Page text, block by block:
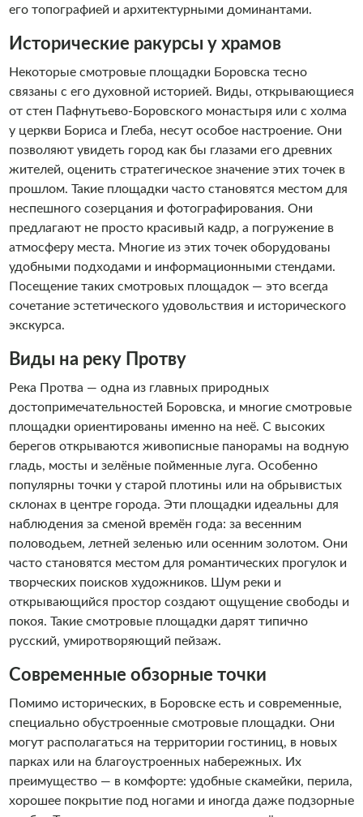
его топографией и архитектурными доминантами.
Исторические ракурсы у храмов
Некоторые смотровые площадки Боровска тесно
связаны с его духовной историей. Виды, открывающиеся
от стен Пафнутьево-Боровского монастыря или с холма
у церкви Бориса и Глеба, несут особое настроение. Они
позволяют увидеть город как бы глазами его древних
жителей, оценить стратегическое значение этих точек в
прошлом. Такие площадки часто становятся местом для
неспешного созерцания и фотографирования. Они
предлагают не просто красивый кадр, а погружение в
атмосферу места. Многие из этих точек оборудованы
удобными подходами и информационными стендами.
Посещение таких смотровых площадок — это всегда
сочетание эстетического удовольствия и исторического
экскурса.
Виды на реку Протву
Река Протва — одна из главных природных
достопримечательностей Боровска, и многие смотровые
площадки ориентированы именно на неё. С высоких
берегов открываются живописные панорамы на водную
гладь, мосты и зелёные пойменные луга. Особенно
популярны точки у старой плотины или на обрывистых
склонах в центре города. Эти площадки идеальны для
наблюдения за сменой времён года: за весенним
половодьем, летней зеленью или осенним золотом. Они
часто становятся местом для романтических прогулок и
творческих поисков художников. Шум реки и
открывающийся простор создают ощущение свободы и
покоя. Такие смотровые площадки дарят типично
русский, умиротворяющий пейзаж.
Современные обзорные точки
Помимо исторических, в Боровске есть и современные,
специально обустроенные смотровые площадки. Они
могут располагаться на территории гостиниц, в новых
парках или на благоустроенных набережных. Их
преимущество — в комфорте: удобные скамейки, перила,
хорошее покрытие под ногами и иногда даже подзорные